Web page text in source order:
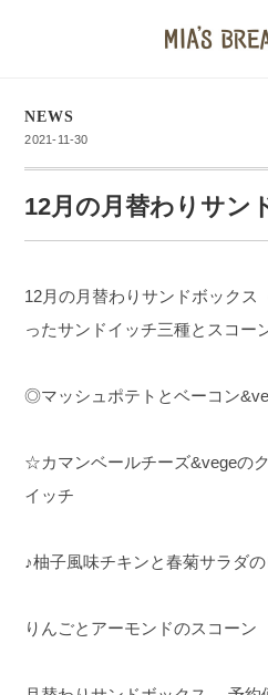
NEWS
2021-11-30
12月の月替わりサン
12月の月替わりサンドボックス
ったサンドイッチ三種とスコー
◎マッシュポテトとベーコン
☆カマンベールチーズ&vegeの
イッチ
♪柚子風味チキンと春菊サラダ
りんごとアーモンドのスコーン